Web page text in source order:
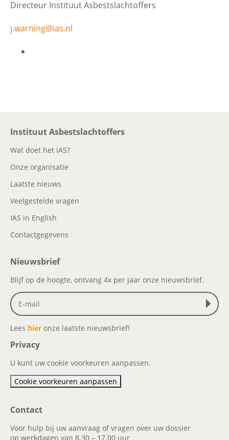
Directeur Instituut Asbestslachtoffers
j.warning@ias.nl
Instituut Asbestslachtoffers
Wat doet het IAS?
Onze organisatie
Laatste nieuws
Veelgestelde vragen
IAS in English
Contactgegevens
Nieuwsbrief
Blijf op de hoogte, ontvang 4x per jaar onze nieuwsbrief.
Lees hier onze laatste nieuwsbrief!
Privacy
U kunt uw cookie voorkeuren aanpassen.
Cookie voorkeuren aanpassen
Contact
Voor hulp bij uw aanvraag of vragen over uw dossier
op werkdagen van 8.30 – 17.00 uur